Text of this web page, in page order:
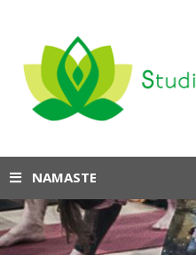
NAMASTE